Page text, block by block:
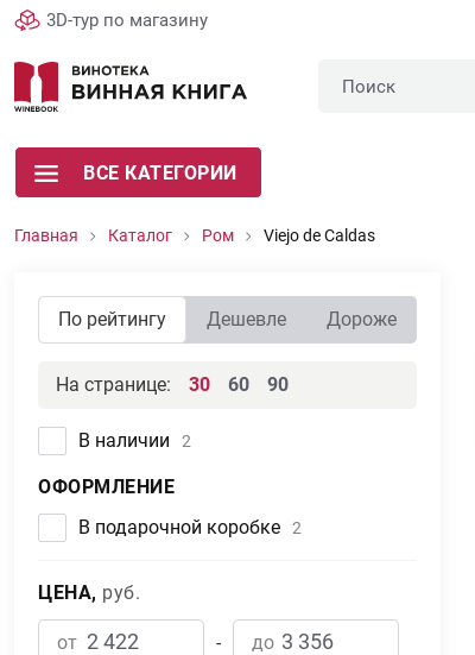
3D-тур по магазину
ВСЕ КАТЕГОРИИ
Главная Каталог Ром Viejo de Caldas
По рейтингу Дешевле Дороже
На странице: 30 60 90
В наличии 2
ОФОРМЛЕНИЕ
В подарочной коробке
2
ЦЕНА, руб.
от - до